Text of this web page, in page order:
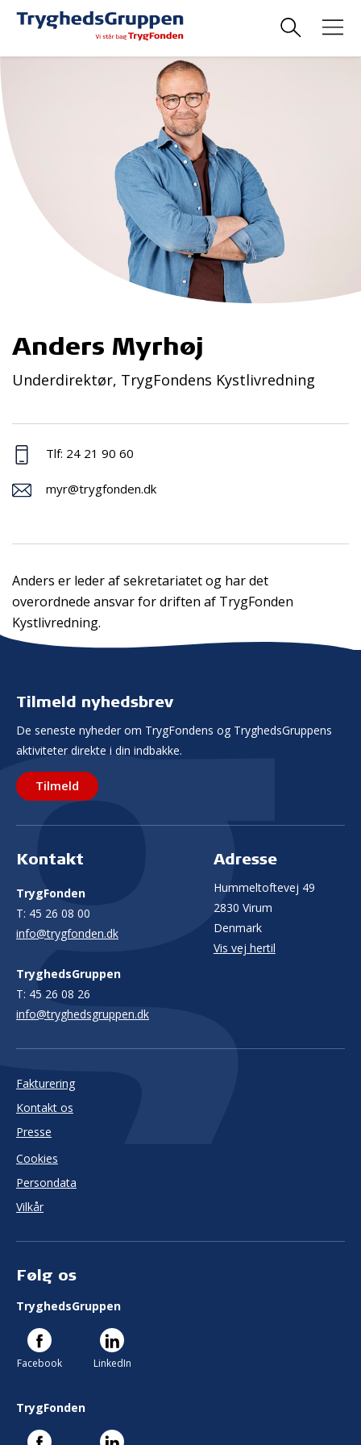
Anders Myrhøj
Underdirektør, TrygFondens Kystlivredning
Tlf: 24 21 90 60
myr@trygfonden.dk
Anders er leder af sekretariatet og har det
overordnede ansvar for driften af TrygFonden
Kystlivredning.
Tilmeld nyhedsbrev
De seneste nyheder om TrygFondens og TryghedsGruppens
aktiviteter direkte i din indbakke.
Tilmeld
Kontakt
TrygFonden
T: 45 26 08 00
info@trygfonden.dk
TryghedsGruppen
T: 45 26 08 26
info@tryghedsgruppen.dk
Adresse
Hummeltoftevej 49
2830 Virum
Denmark
Vis vej hertil
Fakturering
Kontakt os
Presse
Cookies
Persondata
Vilkår
Følg os
TryghedsGruppen
Facebook LinkedIn
TrygFonden